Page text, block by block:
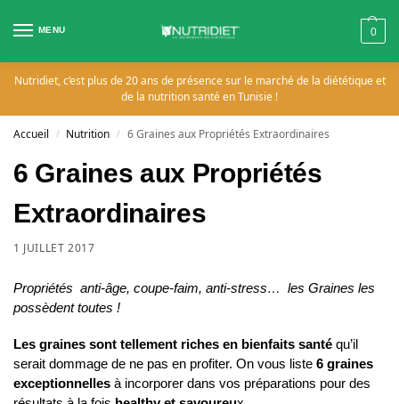
MENU 0
Nutridiet, c’est plus de 20 ans de présence sur le marché de la diététique et
de la nutrition santé en Tunisie !
Accueil / Nutrition / 6 Graines aux Propriétés Extraordinaires
6 Graines aux Propriétés
Extraordinaires
1 JUILLET 2017
Propriétés anti-âge, coupe-faim, anti-stress… les Graines les
possèdent toutes !
Les graines sont tellement riches en bienfaits santé qu’il
serait dommage de ne pas en profiter. On vous liste 6 graines
exceptionnelles à incorporer dans vos préparations pour des